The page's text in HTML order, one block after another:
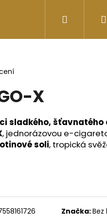
Doplňky stravy
X
sladkého, šťavnatého
, jednorázovou e-
soli, tropická
Značka: